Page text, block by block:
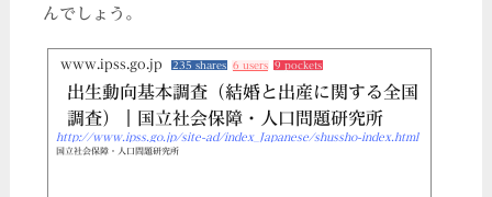
んでしょう。
www.ipss.go.jp 235 shares 6 users 9 pockets
出生動向基本調査（結婚と出産に関する全国
調査）｜国立社会保障・人口問題研究所
http://www.ipss.go.jp/site-ad/index_Japanese/shussho-index.html
国立社会保障・人口問題研究所